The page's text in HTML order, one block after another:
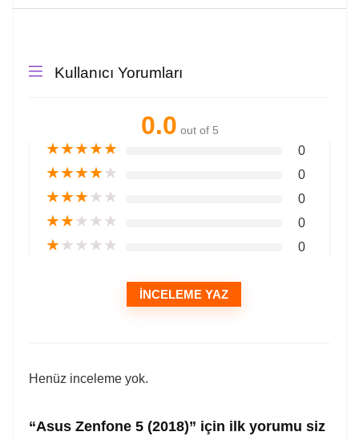
Kullanıcı Yorumları
0.0 out of 5
★★★★★ 0
★★★★★ 0
★★★★★ 0
★★★★★ 0
★★★★★ 0
İNCELEME YAZ
Henüz inceleme yok.
“Asus Zenfone 5 (2018)” için ilk yorumu siz